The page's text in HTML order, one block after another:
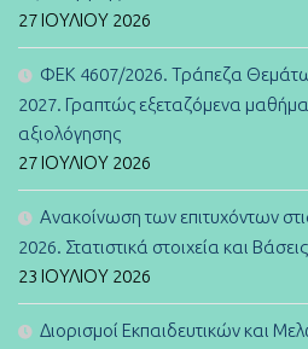
27 ΙΟΥΛΊΟΥ 2026
ΦΕΚ 4607/2026. Τράπεζα
2027. Γραπτώς εξεταζόμενα
αξιολόγησης
27 ΙΟΥΛΊΟΥ 2026
Ανακοίνωση των επιτυχόντων
2026. Στατιστικά στοιχεία και
23 ΙΟΥΛΊΟΥ 2026
Διορισμοί Εκπαιδευτικών και